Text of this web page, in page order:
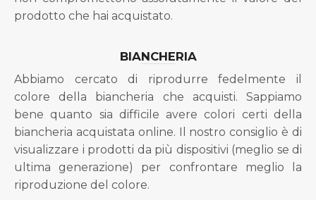
prodotto che hai acquistato.
BIANCHERIA
Abbiamo cercato di riprodurre fedelmente il
colore della biancheria che acquisti. Sappiamo
bene quanto sia difficile avere colori certi della
biancheria acquistata online. Il nostro consiglio è di
visualizzare i prodotti da più dispositivi (meglio se di
ultima generazione) per confrontare meglio la
riproduzione del colore.